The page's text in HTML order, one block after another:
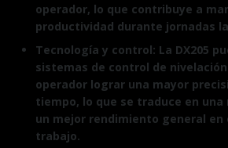
operador, lo que contribuye a
productividad durante jornadas
Tecnología y control: La DX205
sistemas de control de
operador lograr una mayor
tiempo, lo que se traduce en una
un mejor rendimiento general en
trabajo.